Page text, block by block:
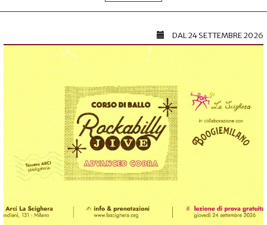
DAL24 SETTEMBRE 2026